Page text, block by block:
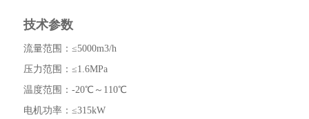
技术参数
流量范围：≤5000m3/h
压力范围：≤1.6MPa
温度范围：-20℃～110℃
电机功率：≤315kW